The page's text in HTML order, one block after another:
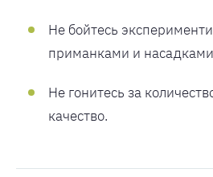
Не бойтесь
приманками и
Не гонитесь за
качество.